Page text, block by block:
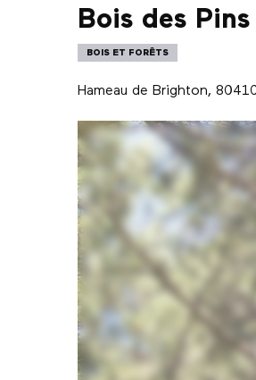
Bois des
BOIS ET FORÊTS
Hameau de Brighton,